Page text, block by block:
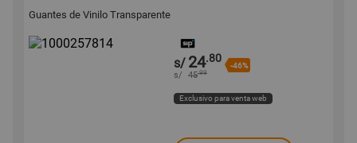
Guantes de Vinilo Transparente
s/ 24.80
-46%
s/ 45.99
Exclusivo para venta web